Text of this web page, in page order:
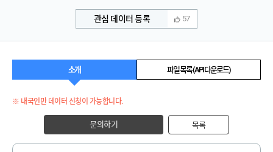
관심 데이터 등록 57
소개 파일 목록 (API 다운로드)
※ 내국인만 데이터 신청이 가능합니다.
문의하기 목록